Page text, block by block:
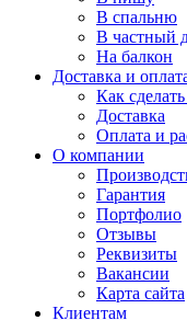
В спальню
В частный
На балкон
Доставка и
Как сделать
Доставка
Оплата и
О компании
Гарантия
Портфолио
Отзывы
Реквизиты
Вакансии
Карта сайта
Клиентам